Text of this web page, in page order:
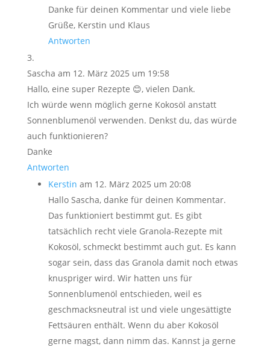
Danke für deinen Kommentar und viele liebe
Grüße, Kerstin und Klaus
Antworten
Sascha am 12. März 2025 um 19:58
Hallo, eine super Rezepte 😊, vielen Dank.
Ich würde wenn möglich gerne Kokosöl anstatt
Sonnenblumenöl verwenden. Denkst du, das würde
auch funktionieren?
Danke
Antworten
Kerstin am 12. März 2025 um 20:08
Hallo Sascha, danke für deinen Kommentar.
Das funktioniert bestimmt gut. Es gibt
tatsächlich recht viele Granola-Rezepte mit
Kokosöl, schmeckt bestimmt auch gut. Es kann
sogar sein, dass das Granola damit noch etwas
knuspriger wird. Wir hatten uns für
Sonnenblumenöl entschieden, weil es
geschmacksneutral ist und viele ungesättigte
Fettsäuren enthält. Wenn du aber Kokosöl
gerne magst, dann nimm das. Kannst ja gerne